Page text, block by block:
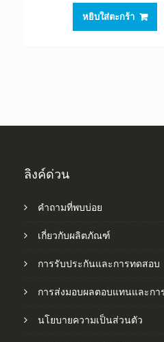
was:
฿1,520.00.
หยิบใส่ตะกร้า
ลิงค์ด่วน
คำถามที่พบบ่อย
เกี่ยวกับผลิตภัณฑ์
การรับประกันและการทดสอบ
การส่งมอบผลตอบแทนและกา
นโยบายความเป็นส่วนตัว